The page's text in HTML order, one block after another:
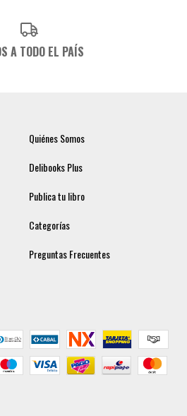
A TODO EL PAÍS
Quiénes Somos
Delibooks Plus
Publica tu libro
Categorías
Preguntas Frecuentes